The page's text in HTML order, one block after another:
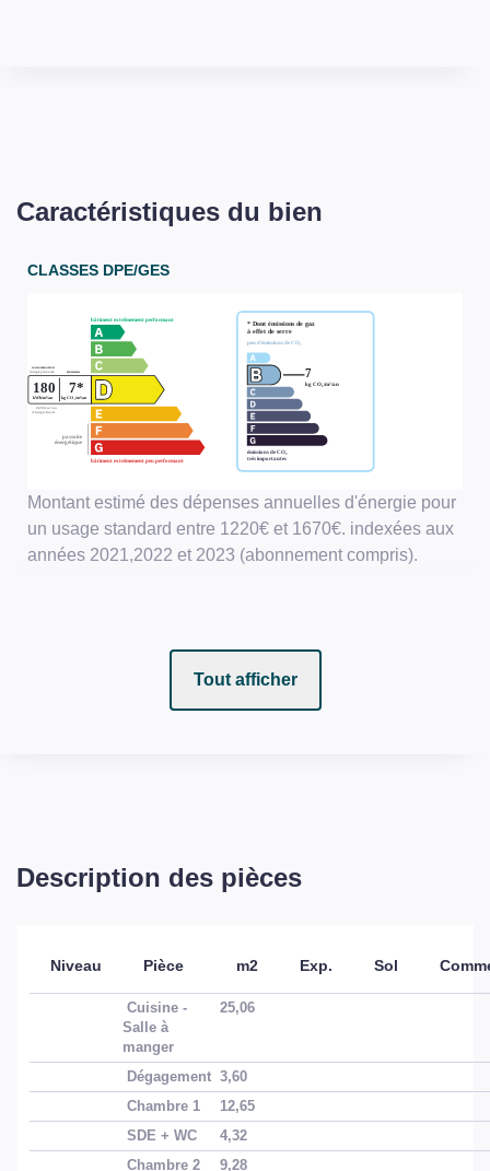
Caractéristiques du bien
CLASSES DPE/GES
Montant estimé des dépenses annuelles d'énergie pour
un usage standard entre 1220€ et 1670€. indexées aux
années 2021,2022 et 2023 (abonnement compris).
Tout afficher
Description des pièces
Niveau Pièce m2 Exp. Sol
Cuisine -
Salle à
manger
25,06
Dégagement 3,60
Chambre 1
12,65
SDE + WC
4,32
Chambre 2
9,28